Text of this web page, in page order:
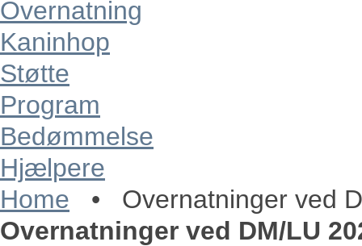
Overnatning
Kaninhop
Støtte
Program
Bedømmelse
Hjælpere
Home • Overnatninger ved
Overnatninger ved DM/LU